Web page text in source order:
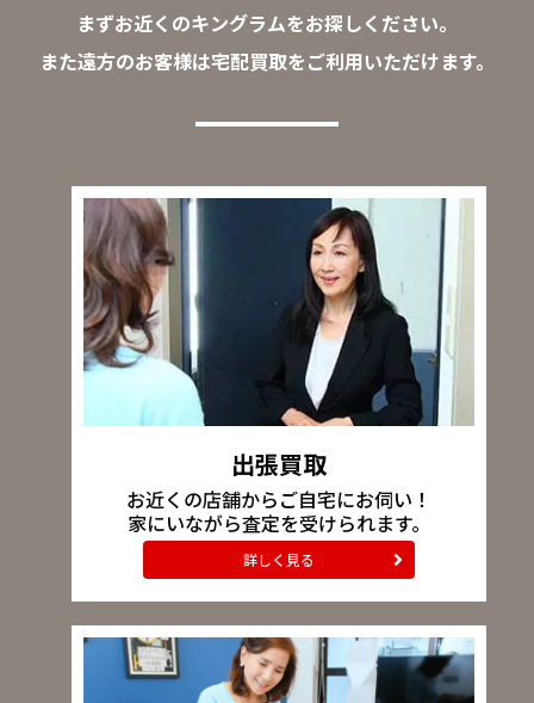
まずお近くのキングラムをお探しください。
また遠方のお客様は宅配買取をご利用いただけます。
出張買取
お近くの店舗からご自宅にお伺い！
家にいながら査定を受けられます。
詳しく見る